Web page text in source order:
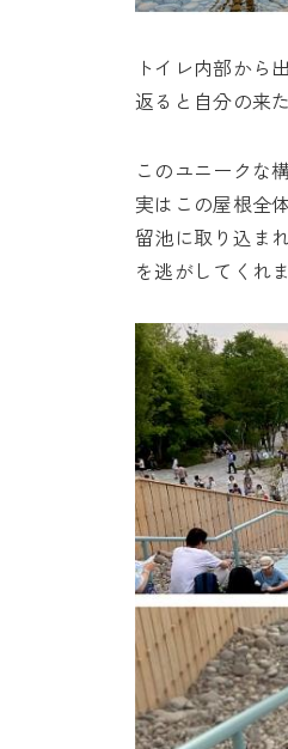
トイレ内部から
返ると自分の来
このユニークな
実はこの屋根全
留池に取り込ま
を逃がしてくれま